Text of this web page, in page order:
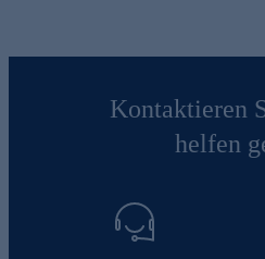
Kontaktieren
helfen